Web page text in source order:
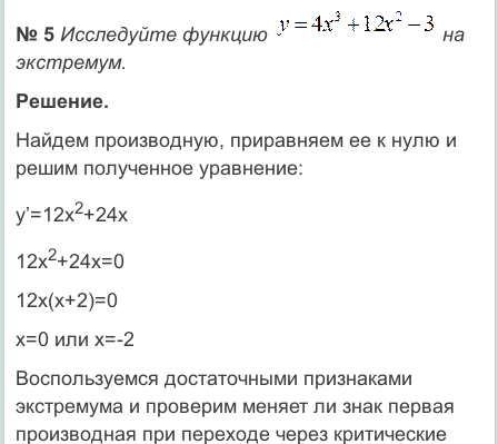
№ 5Исследуйте функцию
на
экстремум.
Решение.
Найдем производную, приравняем ее к нулю и
решим полученное уравнение:
y’=12x2+24х
12х2+24х=0
12х(х+2)=0
х=0 или х=-2
Воспользуемся достаточными признаками
экстремума и проверим меняет ли знак первая
производная при переходе через критические